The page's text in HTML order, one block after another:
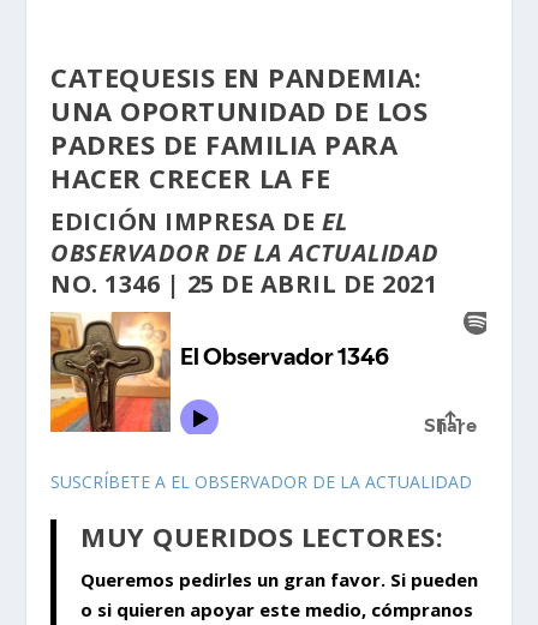
CATEQUESIS EN PANDEMIA:
UNA OPORTUNIDAD DE LOS
PADRES DE FAMILIA PARA
HACER CRECER LA FE
EDICIÓN IMPRESA DE EL
OBSERVADOR DE LA ACTUALIDAD
NO. 1346 | 25 DE ABRIL DE 2021
SUSCRÍBETE A EL OBSERVADOR DE LA ACTUALIDAD
MUY QUERIDOS LECTORES:
Queremos pedirles un gran favor. Si pueden
o si quieren apoyar este medio, cómpranos